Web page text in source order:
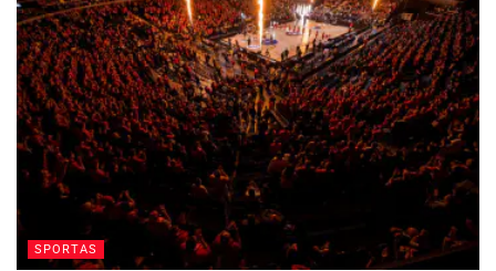
SPORTAS